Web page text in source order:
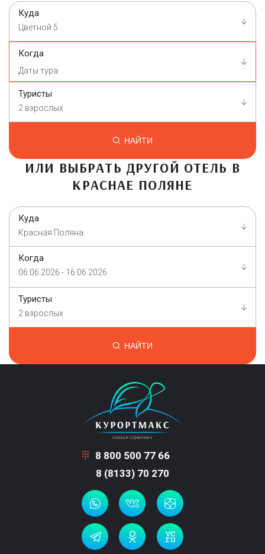
Куда
Цветной 5
Когда
Туристы
2 взрослых
НАЙТИ
ИЛИ ВЫБРАТЬ ДРУГОЙ ОТЕЛЬ В
КРАСНАЕ ПОЛЯНЕ
Куда
Красная Поляна
Когда
06.06.2026 - 16.06.2026
Туристы
2 взрослых
НАЙТИ
8 800 500 77 66
8 (8133) 70 270